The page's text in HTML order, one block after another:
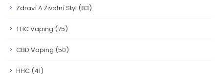
Zdraví A Životní Styl (83)
THC Vaping (75)
CBD Vaping (50)
HHC (41)